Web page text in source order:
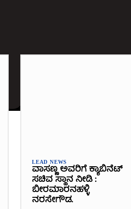
LEAD NEWS
ವಾಸಣ್ಣ ಅವರಿಗೆ ಕ್ಯಾಬಿನೆಟ್
ಸಚಿವ ಸ್ಥಾನ ನೀಡಿ :
ಬೀರಮಾರನಹಳ್ಳಿ
ನರಸೇಗೌಡ.